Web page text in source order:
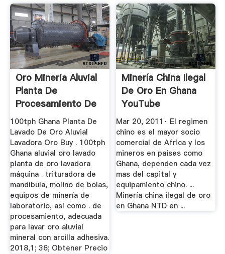
Oro Mineria Aluvial
Planta De
Procesamiento De
Oro En Ghana
100tph Ghana Planta De
Lavado De Oro Aluvial
Lavadora Oro Buy . 100tph
Ghana aluvial oro lavado
planta de oro lavadora
máquina . trituradora de
mandíbula, molino de bolas,
equipos de minería de
laboratorio, así como . de
procesamiento, adecuada
para lavar oro aluvial
mineral con arcilla adhesiva.
2018,1; 36; Obtener Precio
Minería China Ilegal
De Oro En Ghana
YouTube
Mar 20, 2011· El regimen
chino es el mayor socio
comercial de Africa y los
mineros en paises como
Ghana, dependen cada vez
mas del capital y
equipamiento chino. ...
Minería china ilegal de oro
en Ghana NTD en ...